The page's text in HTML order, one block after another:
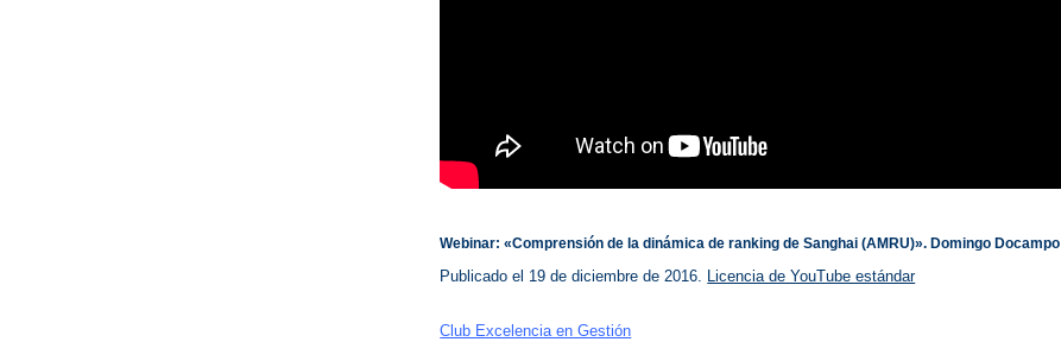
Webinar: «Comprensión de la dinámica de ranking de Sanghai (AMRU)». Domingo Docampo
Publicado el 19 de diciembre de 2016. Licencia de YouTube estándar
Club Excelencia en Gestión